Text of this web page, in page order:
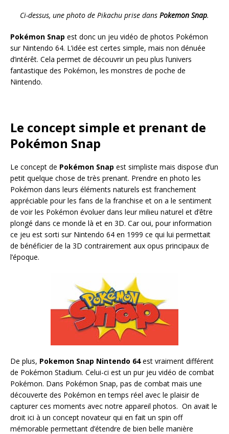
Ci-dessus, une photo de Pikachu prise dans Pokemon Snap.
Pokémon Snap est donc un jeu vidéo de photos Pokémon
sur Nintendo 64. L’idée est certes simple, mais non dénuée
d’intérêt. Cela permet de découvrir un peu plus l’univers
fantastique des Pokémon, les monstres de poche de
Nintendo.
Le concept simple et prenant de
Pokémon Snap
Le concept de Pokémon Snap est simpliste mais dispose d’un
petit quelque chose de très prenant. Prendre en photo les
Pokémon dans leurs éléments naturels est franchement
appréciable pour les fans de la franchise et on a le sentiment
de voir les Pokémon évoluer dans leur milieu naturel et d’être
plongé dans ce monde là et en 3D. Car oui, pour information
ce jeu est sorti sur Nintendo 64 en 1999 ce qui lui permettait
de bénéficier de la 3D contrairement aux opus principaux de
l’époque.
De plus, Pokemon Snap Nintendo 64est vraiment différent
de Pokémon Stadium. Celui-ci est un pur jeu vidéo de combat
Pokémon. Dans Pokémon Snap, pas de combat mais une
découverte des Pokémon en temps réel avec le plaisir de
capturer ces moments avec notre appareil photos. On avait le
droit ici à un concept novateur qui en fait un spin off
mémorable permettant d’étendre de bien belle manière